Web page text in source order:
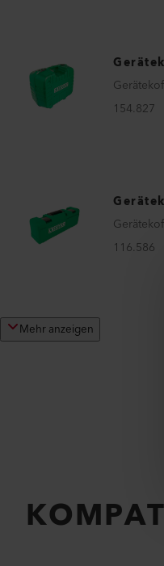
154.827
116.586
Mehr anzeigen